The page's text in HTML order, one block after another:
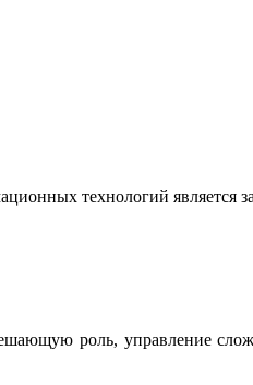
технологий является
роль, управление